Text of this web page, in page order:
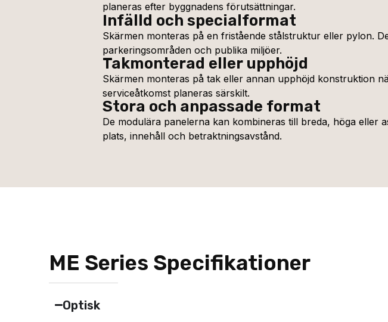
planeras efter byggnadens förutsättningar.
Infälld och specialformat
Skärmen monteras på en fristående stålstruktur eller pylon.
parkeringsområden och publika miljöer.
Takmonterad eller upphöjd
Skärmen monteras på tak eller annan upphöjd konstruktion
serviceåtkomst planeras särskilt.
Stora och anpassade format
De modulära panelerna kan kombineras till breda, höga eller
plats, innehåll och betraktningsavstånd.
ME Series Specifikationer
Optisk